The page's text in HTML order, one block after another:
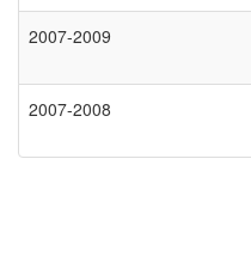
2007-2009
2007-2008